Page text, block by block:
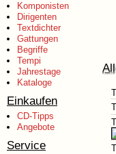
Komponisten
Dirigenten
Textdichter
Gattungen
Begriffe
Tempi
Jahrestage
Kataloge
Einkaufen
CD-Tipps
Angebote
Service